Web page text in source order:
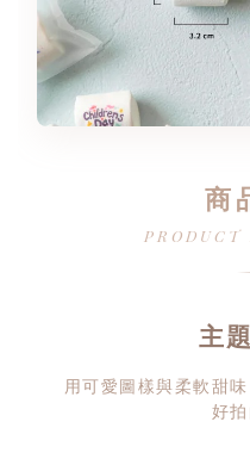
商
主
用可愛圖樣與柔軟甜
好